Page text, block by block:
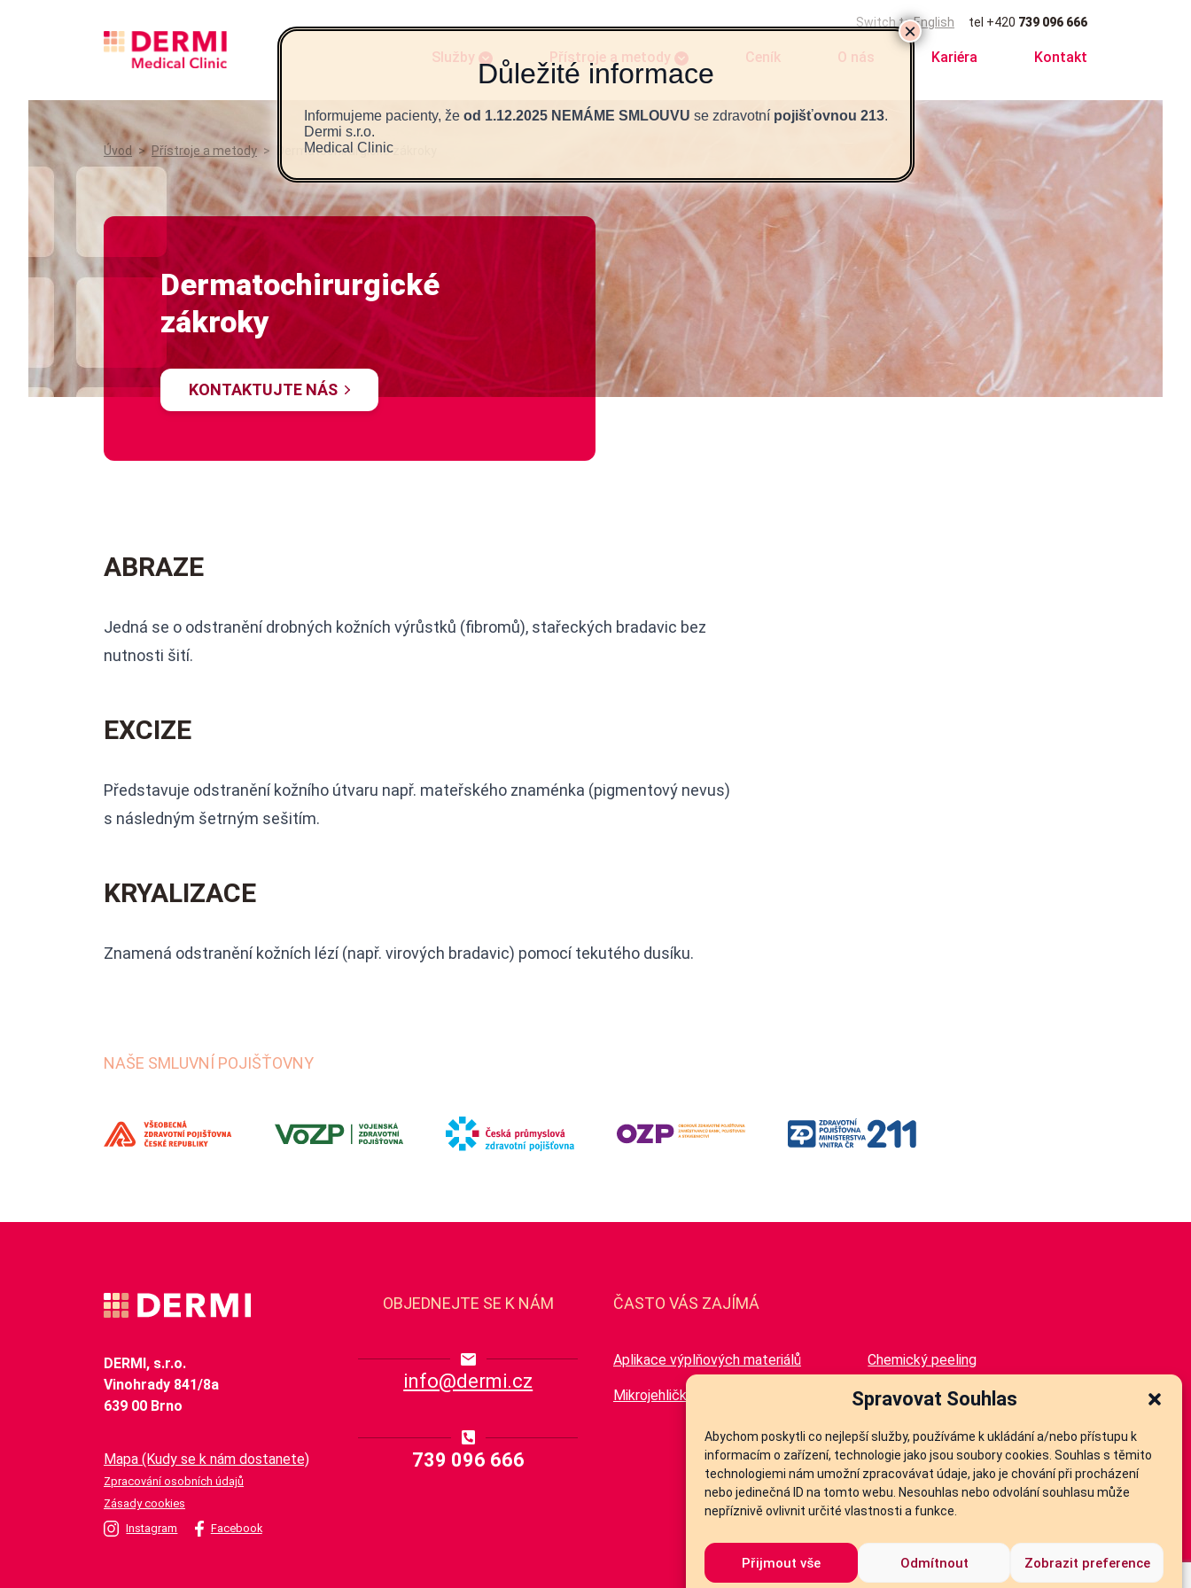
Spravovat Souhlas
Abychom poskytli co nejlepší služby, používáme k ukládání a/nebo přístupu k
informacím o zařízení, technologie jako jsou soubory cookies. Souhlas s těmito
technologiemi nám umožní zpracovávat údaje, jako je chování při procházení
nebo jedinečná ID na tomto webu. Nesouhlas nebo odvolání souhlasu může
nepříznivě ovlivnit určité vlastnosti a funkce.
Přijmout vše Odmítnout Zobrazit preference
Switch to English tel +420 739 096 666
Služby Přístroje a metody Ceník O nás Kariéra Kontakt
Úvod > Přístroje a metody > Dermatochirurgické zákroky
Dermatochirurgické
zákroky
KONTAKTUJTE NÁS
ABRAZE
Jedná se o odstranění drobných kožních výrůstků (fibromů), stařeckých bradavic bez
nutnosti šití.
EXCIZE
Představuje odstranění kožního útvaru např. mateřského znaménka (pigmentový nevus)
s následným šetrným sešitím.
KRYALIZACE
Znamená odstranění kožních lézí (např. virových bradavic) pomocí tekutého dusíku.
NAŠE SMLUVNÍ POJIŠŤOVNY
DERMI, s.r.o.
Vinohrady 841/8a
639 00 Brno
Mapa (Kudy se k nám dostanete)
Zpracování osobních údajů
Zásady cookies
Instagram
Facebook
OBJEDNEJTE SE K NÁM
info@dermi.cz
739 096 666
ČASTO VÁS ZAJÍMÁ
Aplikace výplňových materiálů
Mikrojehličkování
Chemický peeling
Nabízené metody
Informujeme pacienty, že od 1.12.2025 NEMÁME SMLOUVU se zdravotní pojišťovnou 213.
Dermi s.r.o.
Medical Clinic